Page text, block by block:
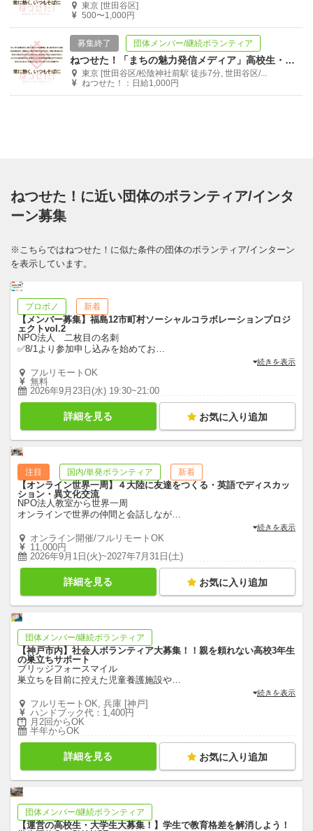
東京 [世田谷区]
500〜1,000円
募集終了 団体メンバー/継続ボランティア
ねつせた！「まちの魅力発信メディア」高校生・大学生の企画運営メンバー募集！
東京 [世田谷区/松陰神社前駅 徒歩7分, 世田谷区/...
ねつせた！：日給1,000円
ねつせた！に近い団体のボランティア/インタ
ーン募集
※こちらではねつせた！に似た条件の団体のボランティア/インターン
を表示しています。
プロボノ 新着
【メンバー募集】福島12市町村ソーシャルコラボレーションプロジ
ェクトvol.2
NPO法人 二枚目の名刺
✅8/1より参加申し込みを始めてお…
続きを表示
フルリモートOK
無料
2026年9月23日(水) 19:30~21:00
詳細を見る お気に入り追加
注目 国内/単発ボランティア 新着
【オンライン世界一周】４大陸に友達をつくる・英語でディスカッ
ション・異文化交流
NPO法人教室から世界一周
オンラインで世界の仲間と会話しなが…
続きを表示
オンライン開催/フルリモートOK
11,000円
2026年9月1日(火)~2027年7月31日(土)
詳細を見る お気に入り追加
団体メンバー/継続ボランティア
【神戸市内】社会人ボランティア大募集！！親を頼れない高校3年生
の巣立ちサポート
ブリッジフォースマイル
巣立ちを目前に控えた児童養護施設や…
続きを表示
フルリモートOK, 兵庫 [神戸]
ハンドブック代：1,400円
月2回からOK
半年からOK
詳細を見る お気に入り追加
団体メンバー/継続ボランティア
【運営の高校生・大学生大募集！】学生で教育格差を解消しよう！